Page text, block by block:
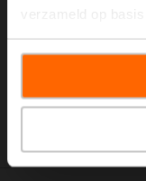
Toevoegen aan
Delen